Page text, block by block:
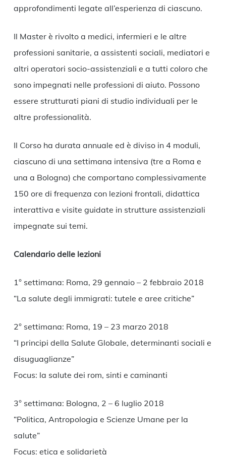
approfondimenti legate all’esperienza di ciascuno.
Il Master è rivolto a medici, infermieri e le altre
professioni sanitarie, a assistenti sociali, mediatori e
altri operatori socio-assistenziali e a tutti coloro che
sono impegnati nelle professioni di aiuto. Possono
essere strutturati piani di studio individuali per le
altre professionalità.
Il Corso ha durata annuale ed è diviso in 4 moduli,
ciascuno di una settimana intensiva (tre a Roma e
una a Bologna) che comportano complessivamente
150 ore di frequenza con lezioni frontali, didattica
interattiva e visite guidate in strutture assistenziali
impegnate sui temi.
Calendario delle lezioni
1° settimana: Roma, 29 gennaio – 2 febbraio 2018
“La salute degli immigrati: tutele e aree critiche”
2° settimana: Roma, 19 – 23 marzo 2018
“I principi della Salute Globale, determinanti sociali e
disuguaglianze”
Focus: la salute dei rom, sinti e caminanti
3° settimana: Bologna, 2 – 6 luglio 2018
“Politica, Antropologia e Scienze Umane per la
salute”
Focus: etica e solidarietà